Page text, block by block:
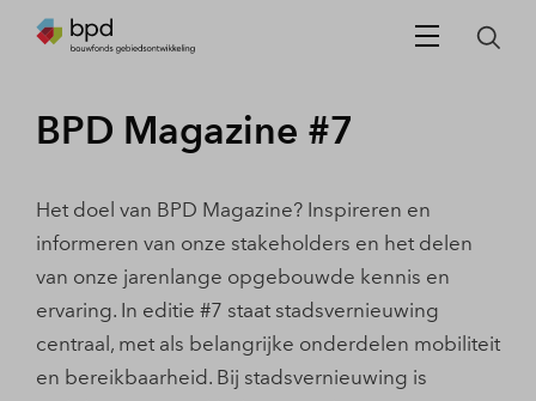
BPD Magazine #7
Het doel van BPD Magazine? Inspireren en
informeren van onze stakeholders en het delen
van onze jarenlange opgebouwde kennis en
ervaring. In editie #7 staat stadsvernieuwing
centraal, met als belangrijke onderdelen mobiliteit
en bereikbaarheid. Bij stadsvernieuwing is